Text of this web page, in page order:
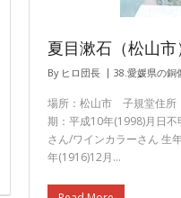
夏目漱石（松山市
By ヒロ団長 38.愛媛県の銅
場所：松山市 子規堂住所
期：平成10年(1998)月日
さん/ワインカラーさん 生
年(1916)12月…